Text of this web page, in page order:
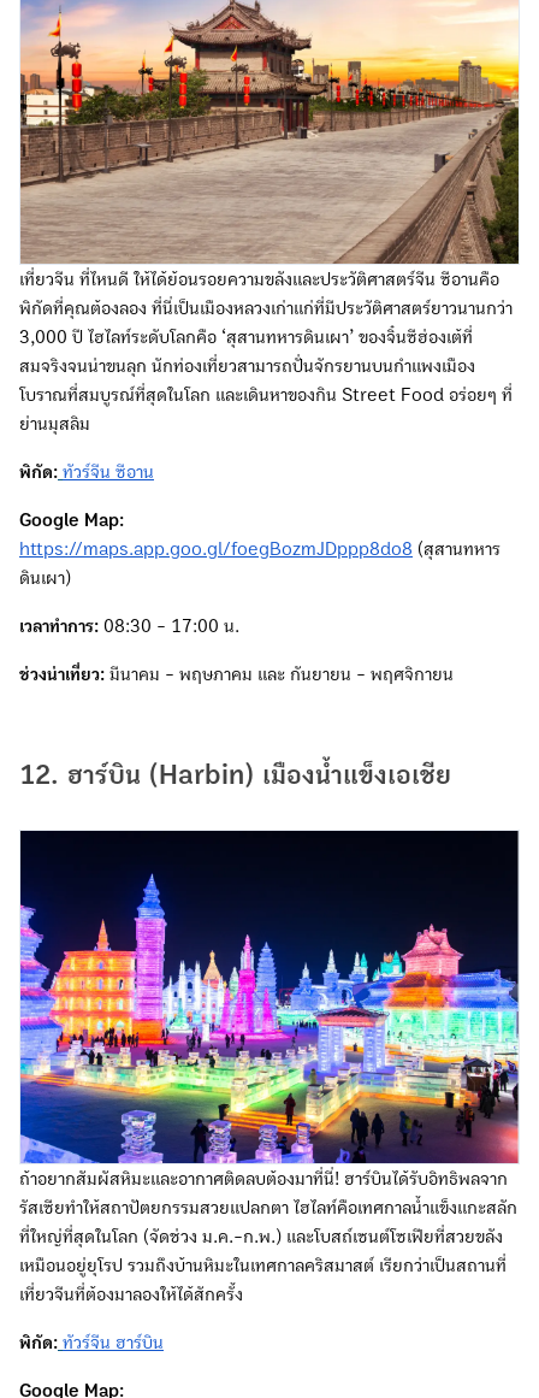
เที่ยวจีน ที่ไหนดี ให้ได้ย้อนรอยความขลังและประวัติศาสตร์จีน ซีอานคือ
พิกัดที่คุณต้องลอง ที่นี่เป็นเมืองหลวงเก่าแก่ที่มีประวัติศาสตร์ยาวนานกว่า
3,000 ปี ไฮไลท์ระดับโลกคือ ‘สุสานทหารดินเผา’ ของจิ๋นซีฮ่องเต้ที่
สมจริงจนน่าขนลุก นักท่องเที่ยวสามารถปั่นจักรยานบนกำแพงเมือง
โบราณที่สมบูรณ์ที่สุดในโลก และเดินหาของกิน Street Food อร่อยๆ ที่
ย่านมุสลิม
พิกัด: ทัวร์จีน ซีอาน
Google Map:
https://maps.app.goo.gl/foegBozmJDppp8do8 (สุสานทหาร
ดินเผา)
เวลาทำการ: 08:30 - 17:00 น.
ช่วงน่าเที่ยว: มีนาคม - พฤษภาคม และ กันยายน - พฤศจิกายน
12. ฮาร์บิน (Harbin) เมืองน้ำแข็งเอเชีย
ถ้าอยากสัมผัสหิมะและอากาศติดลบต้องมาที่นี่! ฮาร์บินได้รับอิทธิพลจาก
รัสเซียทำให้สถาปัตยกรรมสวยแปลกตา ไฮไลท์คือเทศกาลน้ำแข็งแกะสลัก
ที่ใหญ่ที่สุดในโลก (จัดช่วง ม.ค.-ก.พ.) และโบสถ์เซนต์โซเฟียที่สวยขลัง
เหมือนอยู่ยุโรป รวมถึงบ้านหิมะในเทศกาลคริสมาสต์ เรียกว่าเป็นสถานที่
เที่ยวจีนที่ต้องมาลองให้ได้สักครั้ง
พิกัด: ทัวร์จีน ฮาร์บิน
Google Map: